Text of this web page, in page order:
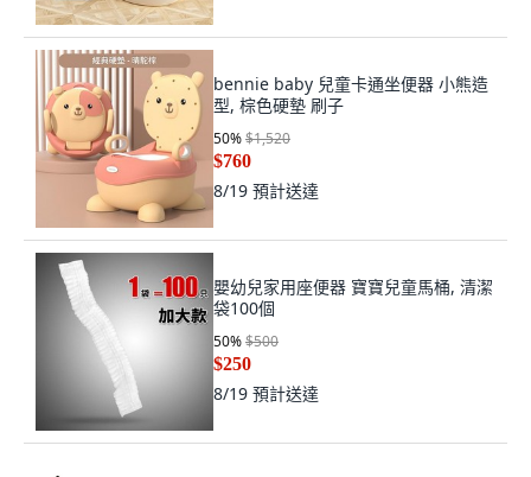
bennie baby 兒童卡通坐便器 小熊造
型, 棕色硬墊 刷子
50%$1,520
$760
8/19 預計送達
嬰幼兒家用座便器 寶寶兒童馬桶, 清潔
袋100個
50%$500
$250
8/19 預計送達